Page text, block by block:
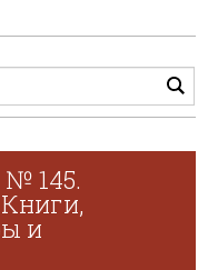
145.
и